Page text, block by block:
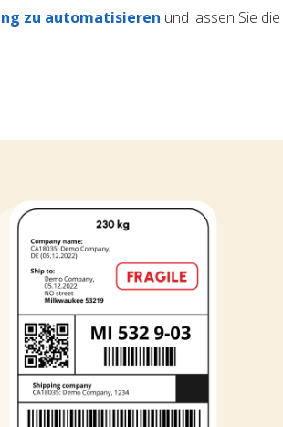
zu automatisieren und lassen Sie die